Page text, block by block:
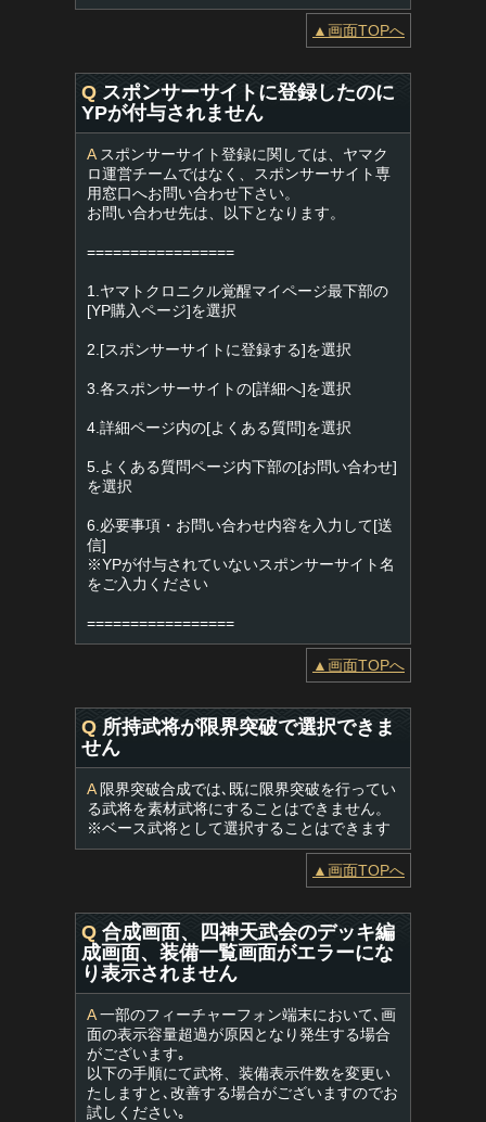
▲画面TOPへ
Q スポンサーサイトに登録したのに
YPが付与されません
Aスポンサーサイト登録に関しては、ヤマク
ロ運営チームではなく、スポンサーサイト専
用窓口へお問い合わせ下さい。
お問い合わせ先は、以下となります。
=================
1.ヤマトクロニクル覚醒マイページ最下部の
[YP購入ページ]を選択
2.[スポンサーサイトに登録する]を選択
3.各スポンサーサイトの[詳細へ]を選択
4.詳細ページ内の[よくある質問]を選択
5.よくある質問ページ内下部の[お問い合わせ]
を選択
6.必要事項・お問い合わせ内容を入力して[送
信]
※YPが付与されていないスポンサーサイト名
をご入力ください
=================
▲画面TOPへ
Q 所持武将が限界突破で選択できま
せん
A限界突破合成では､既に限界突破を行ってい
る武将を素材武将にすることはできません。
※ベース武将として選択することはできます
▲画面TOPへ
Q 合成画面、四神天武会のデッキ編
成画面、装備一覧画面がエラーにな
り表示されません
A一部のフィーチャーフォン端末において､画
面の表示容量超過が原因となり発生する場合
がございます｡
以下の手順にて武将、装備表示件数を変更い
たしますと､改善する場合がございますのでお
試しください｡